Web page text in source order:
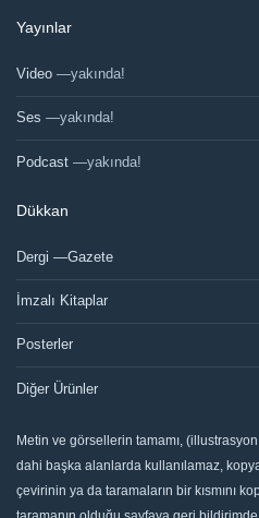
Yayınlar
Video —yakında!
Ses —yakında!
Podcast —yakında!
Dükkan
Dergi —Gazete
İmzalı Kitaplar
Posterler
Diğer Ürünler
Metin ve görsellerin tamamı,
dahi başka alanlarda kullanılamaz,
çevirinin ya da taramaların bir kısmını